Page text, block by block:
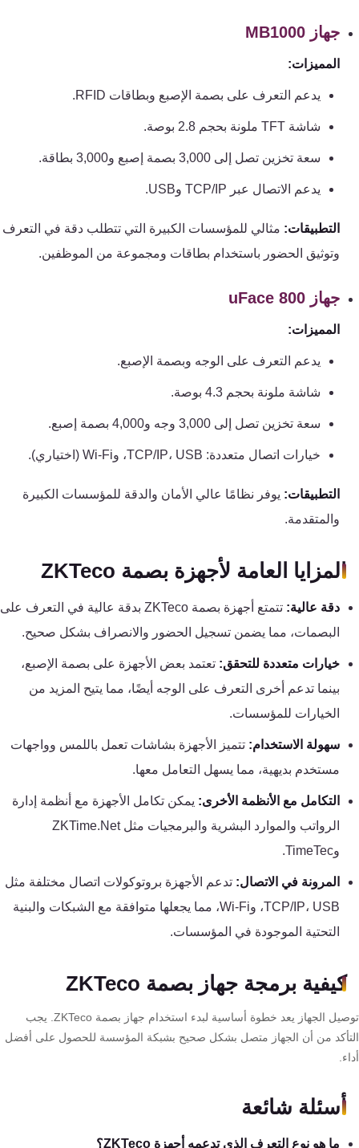
جهاز MB1000
المميزات:
يدعم التعرف على بصمة الإصبع وبطاقات RFID.
شاشة TFT ملونة بحجم 2.8 بوصة.
سعة تخزين تصل إلى 3,000 بصمة إصبع و3,000 بطاقة.
يدعم الاتصال عبر TCP/IP وUSB.
التطبيقات:مثالي للمؤسسات الكبيرة التي تتطلب دقة في التعرف
وتوثيق الحضور باستخدام بطاقات ومجموعة من الموظفين.
جهاز uFace 800
المميزات:
يدعم التعرف على الوجه وبصمة الإصبع.
شاشة ملونة بحجم 4.3 بوصة.
سعة تخزين تصل إلى 3,000 وجه و4,000 بصمة إصبع.
خيارات اتصال متعددة: TCP/IP، USB، وWi-Fi (اختياري).
التطبيقات:يوفر نظامًا عالي الأمان والدقة للمؤسسات الكبيرة
والمتقدمة.
المزايا العامة لأجهزة بصمة ZKTeco
دقة عالية:
تتمتع أجهزة بصمة ZKTeco بدقة عالية في التعرف على
البصمات، مما يضمن تسجيل الحضور والانصراف بشكل صحيح.
خيارات متعددة للتحقق:تعتمد بعض الأجهزة على بصمة الإصبع،
بينما تدعم أخرى التعرف على الوجه أيضًا، مما يتيح المزيد من
الخيارات للمؤسسات.
سهولة الاستخدام:تتميز الأجهزة بشاشات تعمل باللمس وواجهات
مستخدم بديهية، مما يسهل التعامل معها.
التكامل مع الأنظمة الأخرى:يمكن تكامل الأجهزة مع أنظمة إدارة
الرواتب والموارد البشرية والبرمجيات مثل ZKTime.Net
المرونة في الاتصال: تدعم الأجهزة بروتوكولات اتصال مختلفة مثل
TCP/IP، USB، وWi-Fi، مما يجعلها متوافقة مع الشبكات والبنية
التحتية الموجودة في المؤسسات.
كيفية برمجة جهاز بصمة ZKTeco
توصيل الجهاز يعد خطوة أساسية لبدء استخدام جهاز بصمة ZKTeco. يجب
من أن الجهاز متصل بشكل صحيح بشبكة المؤسسة للحصول على أفضل
أسئلة شائعة
ما هو نوع التعرف الذي تدعمه أجهزة ZKTeco؟
أكسيس